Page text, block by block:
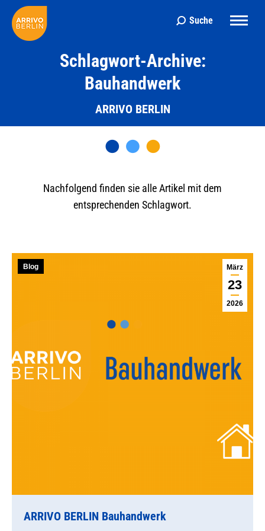
Search:
Suche
Schlagwort-Archive:
Bauhandwerk
ARRIVO BERLIN
Nachfolgend finden sie alle Artikel mit dem
entsprechenden Schlagwort.
März
23
2026
Blog
ARRIVO BERLIN Bauhandwerk